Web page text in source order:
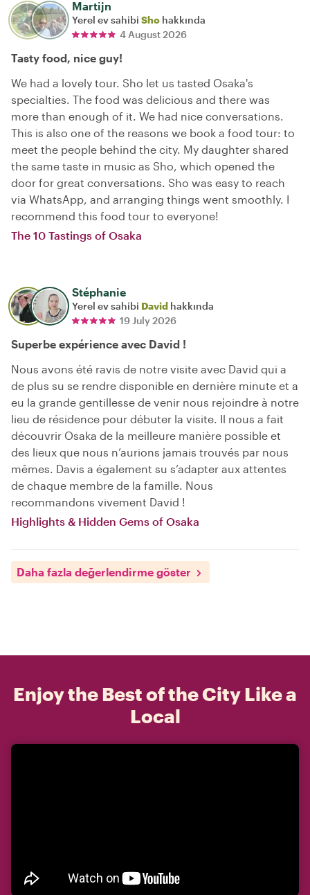
Martijn
Yerel ev sahibi Sho hakkında
4 August 2026
Tasty food, nice guy!
We had a lovely tour. Sho let us tasted Osaka's
specialties. The food was delicious and there was
more than enough of it. We had nice conversations.
This is also one of the reasons we book a food tour: to
meet the people behind the city. My daughter shared
the same taste in music as Sho, which opened the
door for great conversations. Sho was easy to reach
via WhatsApp, and arranging things went smoothly. I
recommend this food tour to everyone!
The 10 Tastings of Osaka
Stéphanie
Yerel ev sahibi David hakkında
19 July 2026
Superbe expérience avec David !
Nous avons été ravis de notre visite avec David qui a
de plus su se rendre disponible en dernière minute et a
eu la grande gentillesse de venir nous rejoindre à notre
lieu de résidence pour débuter la visite. Il nous a fait
découvrir Osaka de la meilleure manière possible et
des lieux que nous n’aurions jamais trouvés par nous
mêmes. Davis a également su s’adapter aux attentes
de chaque membre de la famille. Nous
recommandons vivement David !
Highlights & Hidden Gems of Osaka
Daha fazla değerlendirme göster
Enjoy the Best of the City Like a
Local